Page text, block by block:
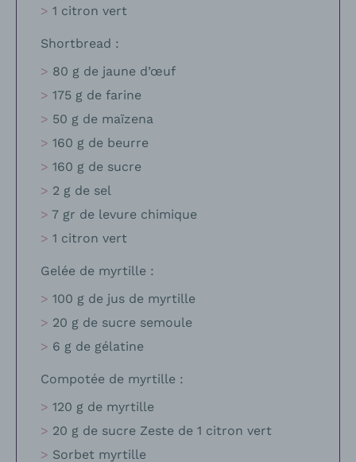
1 citron vert
Shortbread :
80 g de jaune d’œuf
175 g de farine
50 g de maïzena
160 g de beurre
160 g de sucre
2 g de sel
7 gr de levure chimique
1 citron vert
Gelée de myrtille :
100 g de jus de myrtille
20 g de sucre semoule
6 g de gélatine
Compotée de myrtille :
120 g de myrtille
20 g de sucre Zeste de 1 citron vert
Sorbet myrtille